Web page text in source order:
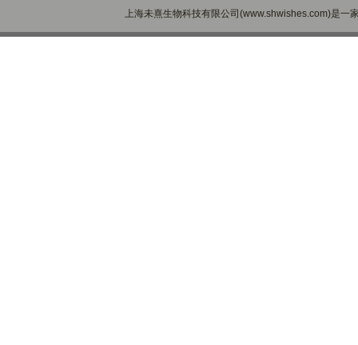
上海未熹生物科技有限公司(www.shwishes.com)是一